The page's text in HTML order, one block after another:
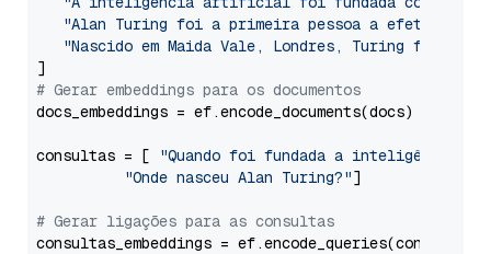
"Alan Turing foi a primeira pessoa a efetuar
"Nascido em Maida Vale, Londres, Turing foi
# Gerar embeddings para os documentos
docs_embeddings = ef.encode_documents(docs)
consultas = [
"Quando foi fundada a inteligência
"Onde nasceu Alan Turing?"]
# Gerar ligações para as consultas
consultas_embeddings = ef.encode_queries(consultas)